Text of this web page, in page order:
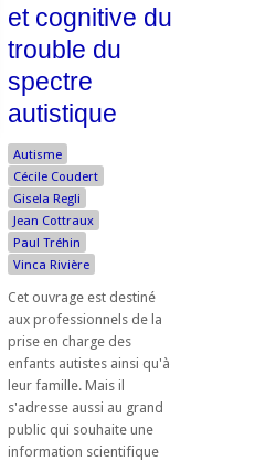
et cognitive du
trouble du
spectre
autistique
Autisme
Cécile Coudert
Gisela Regli
Jean Cottraux
Paul Tréhin
Vinca Rivière
Cet ouvrage est destiné
aux professionnels de la
prise en charge des
enfants autistes ainsi qu'à
leur famille. Mais il
s'adresse aussi au grand
public qui souhaite une
information scientifique